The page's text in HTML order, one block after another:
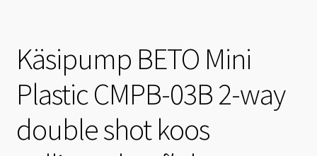
Käsipump BETO Mini
Plastic CMPB-03B 2-way
double shot koos